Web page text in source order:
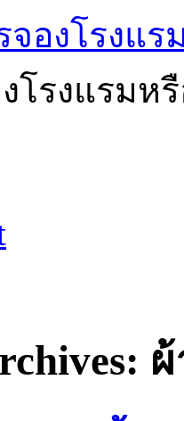
จองโรงแ
โรงแรมห